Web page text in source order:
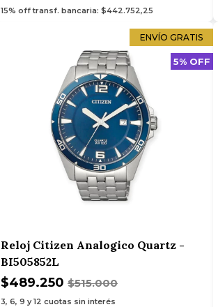
15% off transf. bancaria: $442.752,25
ENVÍO GRATIS
5% OFF
Reloj Citizen Analogico Quartz -
BI505852L
$489.250 $515.000
3, 6, 9 y 12 cuotas sin interés